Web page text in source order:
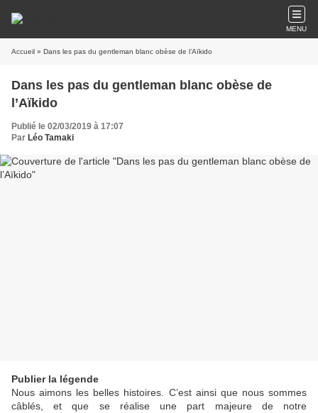
MENU
Accueil » Dans les pas du gentleman blanc obèse de l’Aïkido
Dans les pas du gentleman blanc obèse de
l’Aïkido
Publié le 02/03/2019 à 17:07
Par Léo Tamaki
Publier la légende
Nous aimons les belles histoires. C’est ainsi que nous sommes
câblés, et que se réalise une part majeure de notre